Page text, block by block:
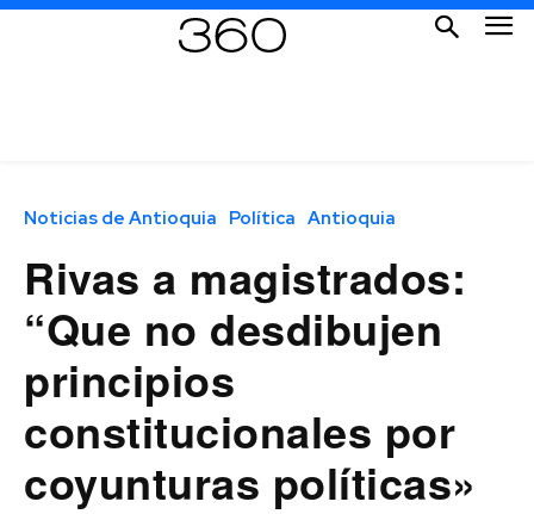
Noticias de Antioquia Política Antioquia
Rivas a magistrados:
“Que no desdibujen
principios
constitucionales por
coyunturas políticas»